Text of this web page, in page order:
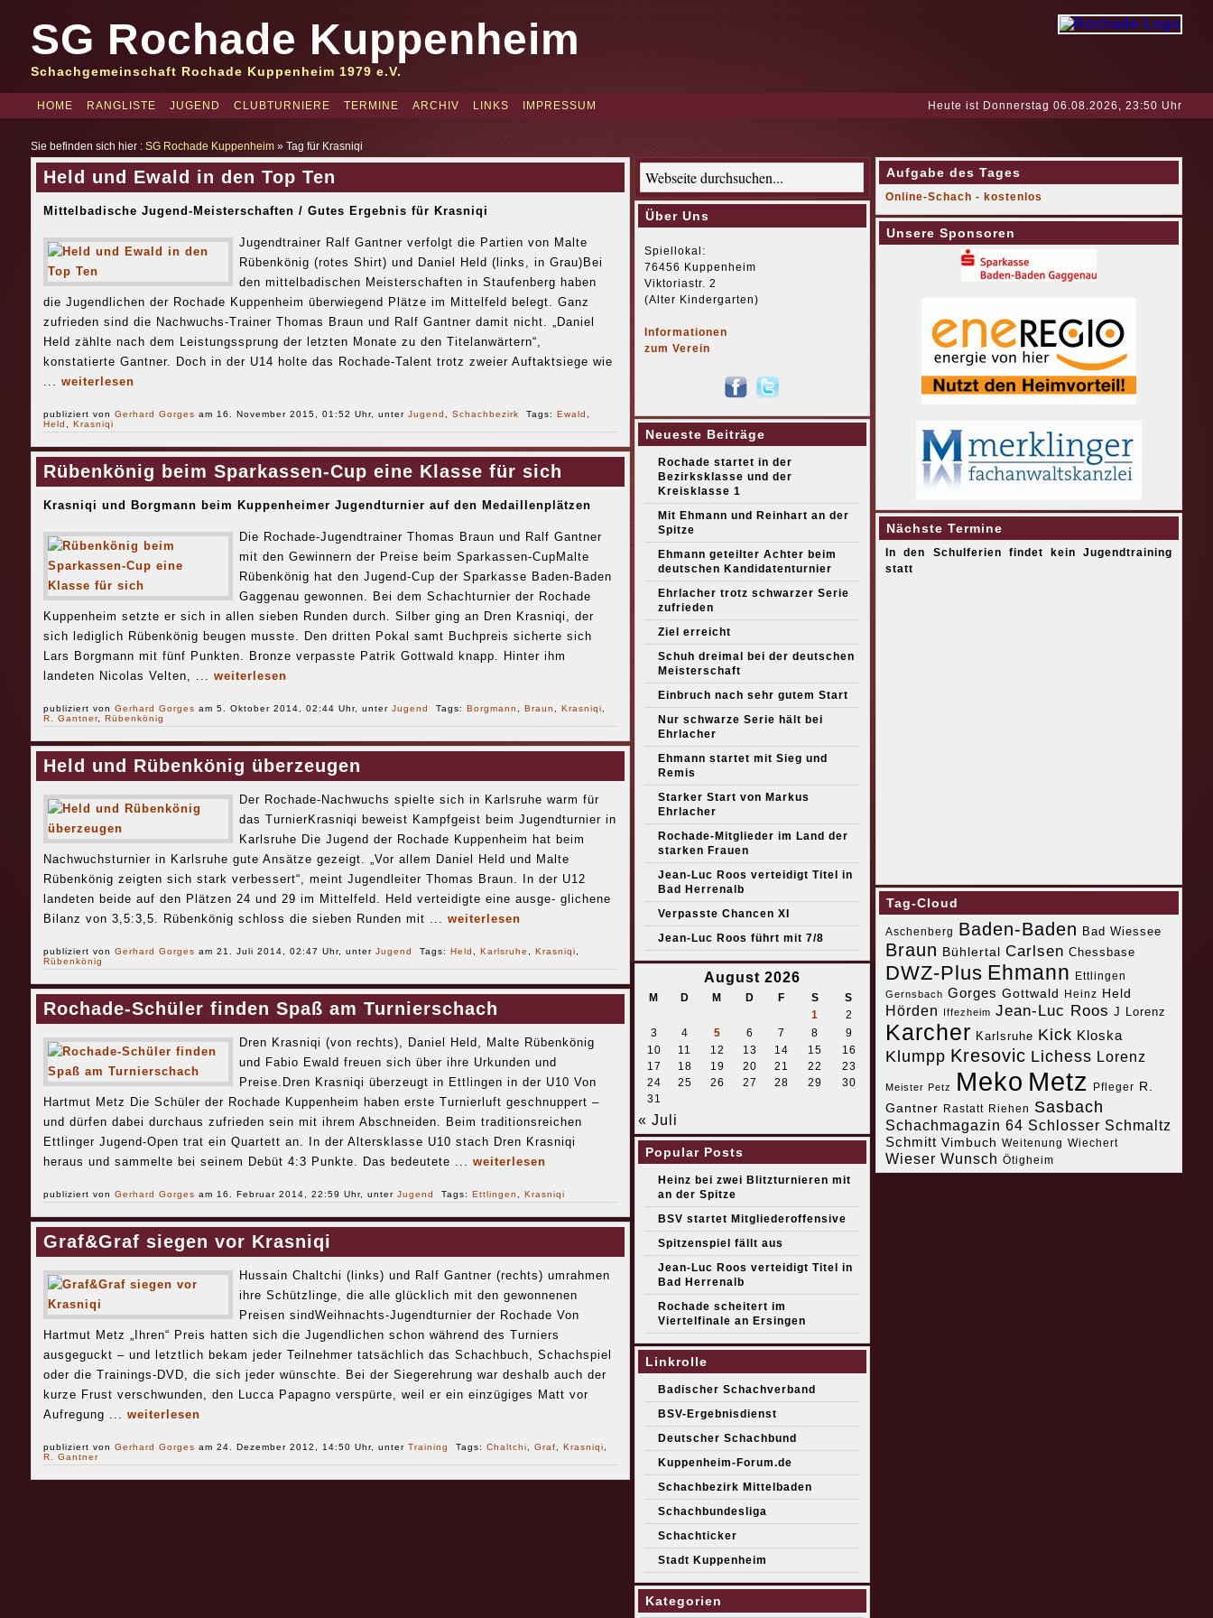
SG Rochade Kuppenheim
Schachgemeinschaft Rochade Kuppenheim 1979 e.V.
HOME RANGLISTE JUGEND CLUBTURNIERE TERMINE ARCHIV LINKS IMPRESSUM Heute ist Donnerstag 06.08.2026, 23:50 Uhr
Sie befinden sich hier : SG Rochade Kuppenheim» Tag für Krasniqi
Held und Ewald in den Top Ten
Mittelbadische Jugend-Meisterschaften / Gutes Ergebnis für Krasniqi
Jugendtrainer Ralf Gantner verfolgt die Partien von Malte
Rübenkönig (rotes Shirt) und Daniel Held (links, in Grau)Bei
den mittelbadischen Meisterschaften in Staufenberg haben
die Jugendlichen der Rochade Kuppenheim überwiegend Plätze im Mittelfeld belegt. Ganz
zufrieden sind die Nachwuchs-Trainer Thomas Braun und Ralf Gantner damit nicht. „Daniel
Held zählte nach dem Leistungssprung der letzten Monate zu den Titelanwärtern“,
konstatierte Gantner. Doch in der U14 holte das Rochade-Talent trotz zweier Auftaktsiege wie
... weiterlesen
publiziert von Gerhard Gorges am 16. November 2015, 01:52 Uhr, unter Jugend Schachbezirk Tags: Ewald
Held
Krasniqi
Rübenkönig beim Sparkassen-Cup eine Klasse für sich
Krasniqi und Borgmann beim Kuppenheimer Jugendturnier auf den Medaillenplätzen
Die Rochade-Jugendtrainer Thomas Braun und Ralf Gantner
mit den Gewinnern der Preise beim Sparkassen-CupMalte
Rübenkönig hat den Jugend-Cup der Sparkasse Baden-Baden
Gaggenau gewonnen. Bei dem Schachturnier der Rochade
Kuppenheim setzte er sich in allen sieben Runden durch. Silber ging an Dren Krasniqi, der
sich lediglich Rübenkönig beugen musste. Den dritten Pokal samt Buchpreis sicherte sich
Lars Borgmann mit fünf Punkten. Bronze verpasste Patrik Gottwald knapp. Hinter ihm
landeten Nicolas Velten, ... weiterlesen
publiziert von Gerhard Gorges am 5. Oktober 2014, 02:44 Uhr, unter Jugend Tags: Borgmann Braun Krasniqi
R. Gantner, Rübenkönig
Held und Rübenkönig überzeugen
Der Rochade-Nachwuchs spielte sich in Karlsruhe warm für
das TurnierKrasniqi beweist Kampfgeist beim Jugendturnier in
Karlsruhe Die Jugend der Rochade Kuppenheim hat beim
Nachwuchsturnier in Karlsruhe gute Ansätze gezeigt. „Vor allem Daniel Held und Malte
Rübenkönig zeigten sich stark verbessert“, meint Jugendleiter Thomas Braun. In der U12
landeten beide auf den Plätzen 24 und 29 im Mittelfeld. Held verteidigte eine ausge- glichene
Bilanz von 3,5:3,5. Rübenkönig schloss die sieben Runden mit ... weiterlesen
publiziert von Gerhard Gorges am 21. Juli 2014, 02:47 Uhr, unter Jugend Tags: Held Karlsruhe Krasniqi
Rübenkönig
Rochade-Schüler finden Spaß am Turnierschach
Dren Krasniqi (von rechts), Daniel Held, Malte Rübenkönig
und Fabio Ewald freuen sich über ihre Urkunden und
Preise.Dren Krasniqi überzeugt in Ettlingen in der U10 Von
Hartmut Metz Die Schüler der Rochade Kuppenheim haben erste Turnierluft geschnuppert –
und dürfen dabei durchaus zufrieden sein mit ihrem Abschneiden. Beim traditionsreichen
Ettlinger Jugend-Open trat ein Quartett an. In der Altersklasse U10 stach Dren Krasniqi
heraus und sammelte bei seinem Debüt 4:3 Punkte. Das bedeutete ... weiterlesen
publiziert von Gerhard Gorges am 16. Februar 2014, 22:59 Uhr, unter Jugend Tags: Ettlingen Krasniqi
Graf&Graf siegen vor Krasniqi
Hussain Chaltchi (links) und Ralf Gantner (rechts) umrahmen
ihre Schützlinge, die alle glücklich mit den gewonnenen
Preisen sindWeihnachts-Jugendturnier der Rochade Von
Hartmut Metz „Ihren“ Preis hatten sich die Jugendlichen schon während des Turniers
ausgeguckt – und letztlich bekam jeder Teilnehmer tatsächlich das Schachbuch, Schachspiel
oder die Trainings-DVD, die sich jeder wünschte. Bei der Siegerehrung war deshalb auch der
kurze Frust verschwunden, den Lucca Papagno verspürte, weil er ein einzügiges Matt vor
Aufregung ... weiterlesen
publiziert von Gerhard Gorges am 24. Dezember 2012, 14:50 Uhr, unter Training Tags: Chaltchi Graf Krasniqi
R. Gantner
Über Uns
Spiellokal:
76456 Kuppenheim
Viktoriastr. 2
(Alter Kindergarten)
Informationen
zum Verein
Neueste Beiträge
Rochade startet in der
Bezirksklasse und der
Kreisklasse 1
Mit Ehmann und Reinhart an der
Spitze
Ehmann geteilter Achter beim
deutschen Kandidatenturnier
Ehrlacher trotz schwarzer Serie
zufrieden
Ziel erreicht
Schuh dreimal bei der deutschen
Meisterschaft
Einbruch nach sehr gutem Start
Nur schwarze Serie hält bei
Ehrlacher
Ehmann startet mit Sieg und
Remis
Starker Start von Markus
Ehrlacher
Rochade-Mitglieder im Land der
starken Frauen
Jean-Luc Roos verteidigt Titel in
Bad Herrenalb
Verpasste Chancen XI
Jean-Luc Roos führt mit 7/8
August 2026
M D M D F S
S
1
2
3
4 5 6 7 8
9
10
11 12 13 14 15
16
17
18 19 20 21 22
23
24
25 26 27 28 29
30
31
« Juli
Popular Posts
Heinz bei zwei Blitzturnieren mit
an der Spitze
BSV startet Mitgliederoffensive
Spitzenspiel fällt aus
Jean-Luc Roos verteidigt Titel in
Bad Herrenalb
Rochade scheitert im
Viertelfinale an Ersingen
Linkrolle
Badischer Schachverband
BSV-Ergebnisdienst
Deutscher Schachbund
Kuppenheim-Forum.de
Schachbezirk Mittelbaden
Schachbundesliga
Schachticker
Stadt Kuppenheim
Kategorien
Aufgabe des Tages
Online-Schach - kostenlos
Unsere Sponsoren
Nächste Termine
In den Schulferien findet kein Jugendtraining
statt
Tag-Cloud
Aschenberg Baden-Baden Bad Wiessee
Braun Bühlertal Carlsen Chessbase
DWZ-Plus Ehmann Ettlingen
Gernsbach Gorges Gottwald Heinz Held
Hörden Iffezheim Jean-Luc Roos J Lorenz
Karcher Karlsruhe Kick Kloska
Klumpp Kresovic Lichess Lorenz
Meister Petz Meko Metz Pfleger R.
Gantner
Rastatt Riehen Sasbach
Schachmagazin 64 Schlosser Schmaltz
Schmitt Vimbuch Weitenung Wiechert
Wieser Wunsch Ötigheim